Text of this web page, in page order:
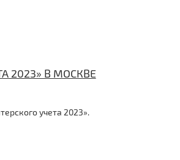
2023» В МОСКВЕ
учета 2023».